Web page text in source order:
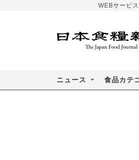
WEBサービス
ニュース 食品カテ